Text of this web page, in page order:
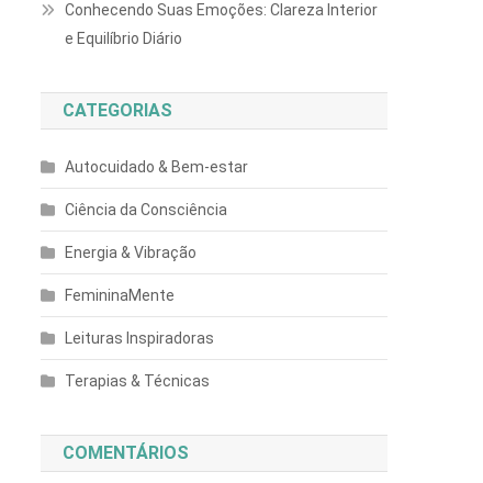
Conhecendo Suas Emoções: Clareza Interior
e Equilíbrio Diário
CATEGORIAS
Autocuidado & Bem-estar
Ciência da Consciência
Energia & Vibração
FemininaMente
Leituras Inspiradoras
Terapias & Técnicas
COMENTÁRIOS